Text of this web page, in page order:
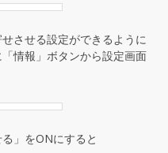
させる設定ができるように
情報」ボタンから設定画面
」をONにすると